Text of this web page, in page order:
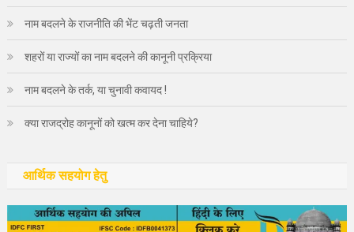
नाम बदलने के राजनीति की भेंट चढ़ती जनता
शहरों या राज्यों का नाम बदलने की कानूनी प्रक्रिया
नाम बदलने के तर्क, या चुनावी कवायद !
क्या राजद्रोह कानूनों को खत्म कर देना चाहिये?
आर्थिक सहयोग हेतु